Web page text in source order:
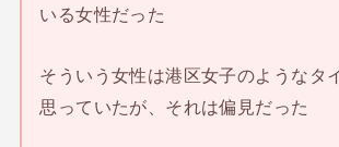
いる女性だった
そういう女性は港区女子のようなタ
思っていたが、それは偏見だった